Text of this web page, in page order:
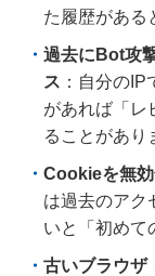
た履歴がある
過去にBot攻
ス ：自分の
があれば「レ
ることがあり
Cookieを無
は過去のアク
いと「初めて
古いブラウ